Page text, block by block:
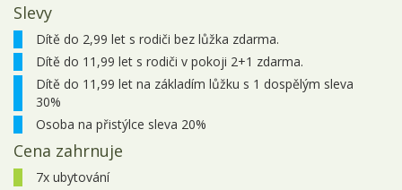
Zájezd
nemá
k
dispozici
žádné
termíny.
Slevy
Dítě do 2,99 let s rodiči bez lůžka zdarma.
Dítě do 11,99 let s rodiči v pokoji 2+1 zdarma.
Dítě do 11,99 let na základím lůžku s 1 dospělým sleva
30%
Osoba na přistýlce sleva 20%
Cena zahrnuje
7x ubytování